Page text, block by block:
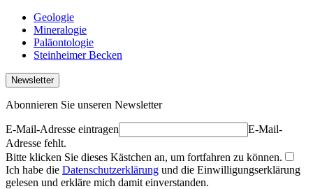
Geologie
Mineralogie
Paläontologie
Steinheimer Becken
Newsletter
Abonnieren Sie unseren Newsletter
E-Mail-Adresse eintragen
E-Mail-
Adresse fehlt.
Bitte klicken Sie dieses Kästchen an, um fortfahren zu können.
Ich habe die Datenschutzerklärung und die Einwilligungserklärung
gelesen und erkläre mich damit einverstanden.